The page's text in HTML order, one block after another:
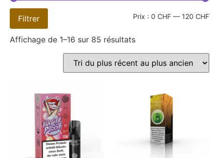
Filtrer Prix : 0 CHF — 120 CHF
Affichage de 1–16 sur 85 résultats